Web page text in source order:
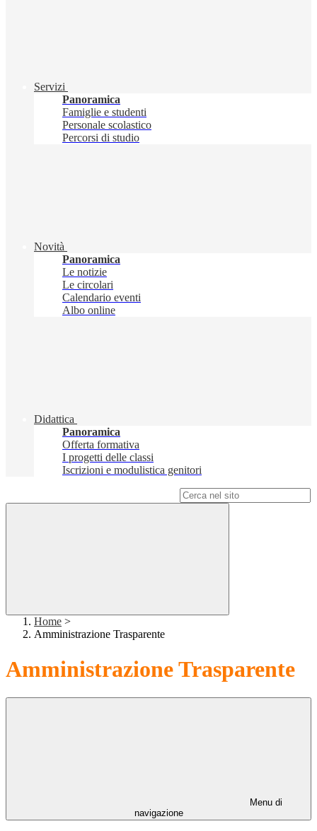
Servizi
Panoramica
Famiglie e studenti
Personale scolastico
Percorsi di studio
Novità
Panoramica
Le notizie
Le circolari
Calendario eventi
Albo online
Didattica
Panoramica
Offerta formativa
I progetti delle classi
Iscrizioni e modulistica genitori
Home >
Amministrazione Trasparente
Amministrazione Trasparente
Menu di
navigazione